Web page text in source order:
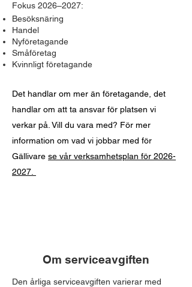
Fokus 2026–2027:
Besöksnäring
Handel
Nyföretagande
Småföretag
Kvinnligt företagande
Det handlar om mer än företagande, det
handlar om att ta ansvar för platsen vi
verkar på. Vill du vara med? För mer
information om vad vi jobbar med för
Gällivare se vår verksamhetsplan för 2026-
2027.
Om serviceavgiften
Den årliga serviceavgiften varierar med